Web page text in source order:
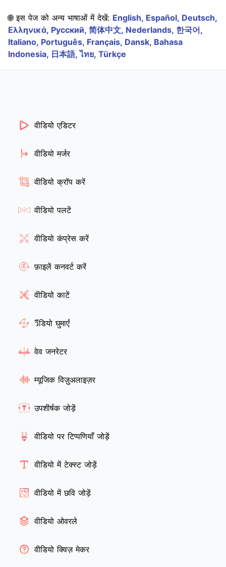
🌐 इस पेज को अन्य भाषाओं में देखें: English, Español, Deutsch,
Ελληνικά, Русский, 简体中文, Nederlands, 한국어,
Italiano, Português, Français, Dansk, Bahasa
Indonesia, 日本語,ไทย, Türkçe
वीडियो एडिटर
वीडियो मर्जर
वीडियो क्रॉप करें
वीडियो पलटें
वीडियो कंप्रेस करें
फ़ाइलें कनवर्ट करें
वीडियो काटें
วีडियो घुमाएँ
वेव जनरेटर
म्यूजिक विज़ुअलाइज़र
उपशीर्षक जोड़ें
वीडियो पर टिप्पणियाँ जोड़ें
वीडियो में टेक्स्ट जोड़ें
वीडियो में छवि जोड़ें
वीडियो ओवरले
वीडियो क्विज़ मेकर